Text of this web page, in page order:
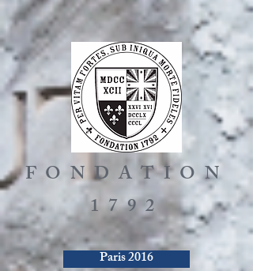
FONDATION
1792
Paris 2016